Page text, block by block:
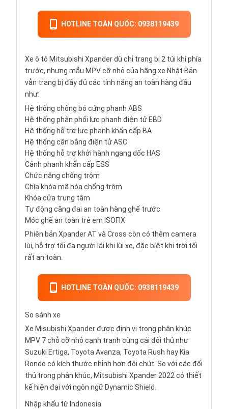
HOTLINE TOÀN QUỐC: 0938119439
Xe ô tô Mitsubishi Xpander dù chỉ trang bị 2 túi khí phía
trước, nhưng mẫu MPV cỡ nhỏ của hãng xe Nhật Bản
vẫn trang bị đầy đủ các tính năng an toàn hàng đầu
như:
Hệ thống chống bó cứng phanh ABS
Hệ thống phân phối lực phanh điện tử EBD
Hệ thống hỗ trợ lực phanh khẩn cấp BA
Hệ thống cân bằng điện tử ASC
Hệ thống hỗ trợ khởi hành ngang dốc HAS
Cảnh phanh khẩn cấp ESS
Chức năng chống trộm
Chìa khóa mã hóa chống trộm
Khóa cửa trung tâm
Tự động căng đai an toàn hàng ghế trước
Móc ghế an toàn trẻ em ISOFIX
Phiên bản Xpander AT và Cross còn có thêm camera
lùi, hỗ trợ tối đa người lái khi lùi xe, đặc biệt khi trời tối
rất an toàn.
HOTLINE TOÀN QUỐC: 0938119439
So sánh xe
Xe Misubishi Xpander được định vị trong phân khúc
MPV 7 chỗ cỡ nhỏ cạnh tranh cùng cái đối thủ như
Suzuki Ertiga, Toyota Avanza, Toyota Rush hay Kia
Rondo có kích thước nhỉnh hơn đôi chút. So với các đối
thủ trong phân khúc, Mitsubishi Xpander 2022 có thiết
kế hiện đại với ngôn ngữ Dynamic Shield.
Nhập khẩu từ Indonesia